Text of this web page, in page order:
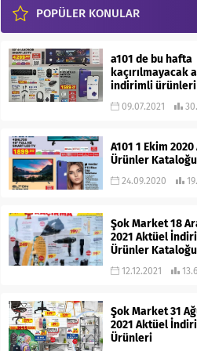
POPÜLER KONULAR
a101 de bu hafta
kaçırılmayacak
indirimli ürünleri
09.07.2021
A101 1 Ekim
Ürünler Kataloğu
24.09.2020
Şok Market 18
2021 Aktüel
Ürünler Kataloğu
12.12.2021
Şok Market 31
2021 Aktüel
Ürünleri